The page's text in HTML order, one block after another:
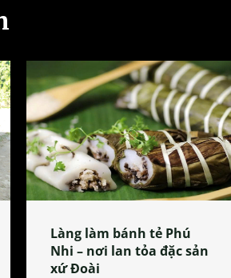
Làng làm bánh tẻ Phú
Nhi – nơi lan tỏa đặc sản
xứ Đoài